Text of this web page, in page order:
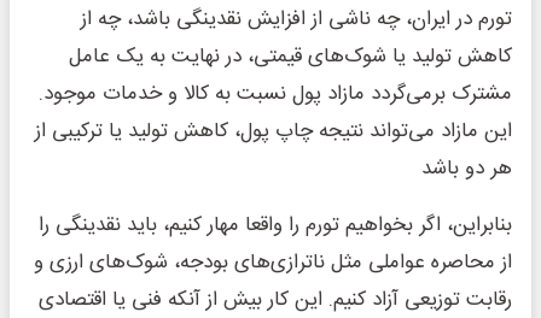
تورم در ایران، چه ناشی از افزایش نقدینگی باشد، چه از
کاهش تولید یا شوک‌های قیمتی، در نهایت به یک عامل
مشترک برمی‌گردد مازاد پول نسبت به کالا و خدمات موجود.
این مازاد می‌تواند نتیجه چاپ پول، کاهش تولید یا ترکیبی از
هر دو باشد
بنابراین، اگر بخواهیم تورم را واقعا مهار کنیم، باید نقدینگی را
از محاصره عواملی مثل ناترازی‌های بودجه، شوک‌های ارزی و
رقابت توزیعی آزاد کنیم. این کار بیش از آنکه فنی یا اقتصادی